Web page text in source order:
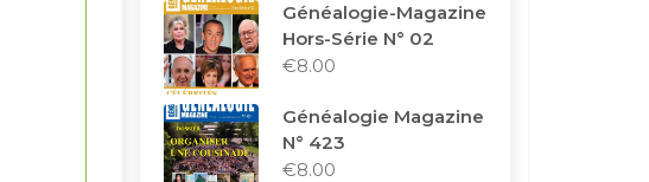
Généalogie-Magazine
Hors-Série N° 02
€8.00
Généalogie Magazine
N° 423
€8.00